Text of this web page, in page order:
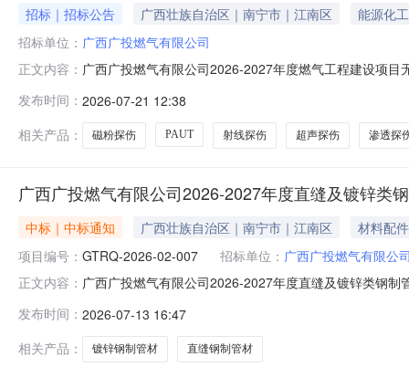
招标｜招标公告 广西壮族自治区｜南宁市｜江南区
能源化工
招标单位： 广西广投燃气有限公司
正文内容： 广西广投燃气有限公司2026-2027年度燃气工程建设项
总价，按实际工作量结算的形式开展，内容涵盖了广西
测和聚乙烯
发布时间： 2026-07-21 12:38
相关产品：
磁粉探伤 PAUT 射线探伤 超声探伤 渗透探
广西广投燃气有限公司2026-2027年度直缝及镀锌类
中标｜中标通知 广西壮族自治区｜南宁市｜江南区
材料配件
项目编号： GTRQ-2026-02-007 招标单位： 广西广投燃气有限公
正文内容： 广西广投燃气有限公司2026-2027年度直缝及镀锌类钢
类钢制管材集中采购项目标的公告起始时间：自本公告
发布时间： 2026-07-13 16:47
相关产品：
镀锌钢制管材 直缝钢制管材